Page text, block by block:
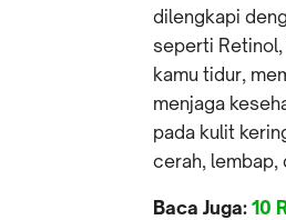
dilengkapi
seperti
kamu tidur,
menjaga
pada kulit
cerah, lembap,
Baca Juga: 10